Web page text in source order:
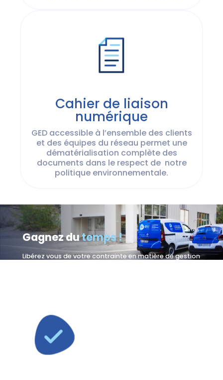
Cahier de liaison
numérique
GED accessible à l’ensemble des clients
et des équipes du réseau permet une
dématérialisation complète des
documents dans le respect de notre
politique environnementale.
Gagnez dutemps !
Libérez vous de votre contrainte en matière de gestion